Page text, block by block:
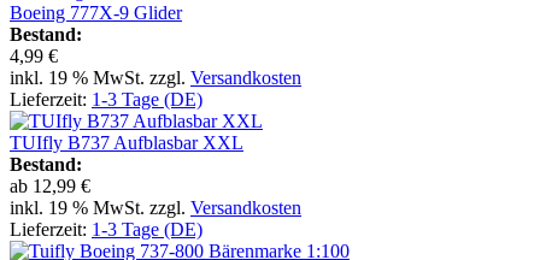
Boeing 777X-9 Glider
Bestand:
4,99 €
inkl. 19 % MwSt. zzgl. Versandkosten
Lieferzeit: 1-3 Tage (DE)
TUIfly B737 Aufblasbar XXL
Bestand:
ab 12,99 €
inkl. 19 % MwSt. zzgl. Versandkosten
Lieferzeit: 1-3 Tage (DE)